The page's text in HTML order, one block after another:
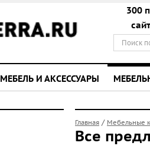
300
МЕБЕЛЬ И АКСЕССУАРЫ
Главная / Мебельные
Все